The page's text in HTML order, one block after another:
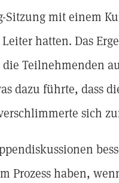
mit einem
hatten. Das
Teilnehmenden
dazu führte, dass
sich
Prozess haben,